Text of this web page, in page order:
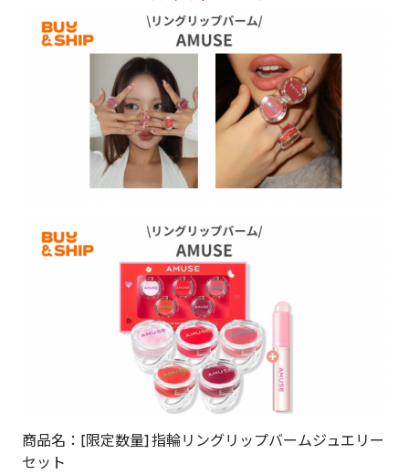
商品名：[限定数量] 指輪リングリップバームジュエリー
セット